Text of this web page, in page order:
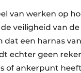
van werken op
veiligheid van
een harnas
echter geen
of ankerpunt